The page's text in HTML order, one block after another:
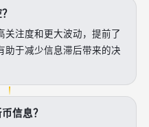
关注度和更大波动，提前了
助于减少信息滞后带来的决
信息？